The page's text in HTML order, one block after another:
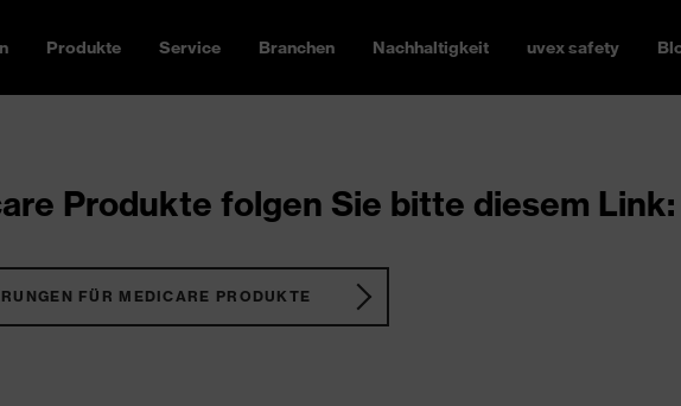
Produkte Service Branchen Nachhaltigkeit uvex safety
Produkte folgen Sie bitte diesem Link:
FÜR MEDICARE PRODUKTE